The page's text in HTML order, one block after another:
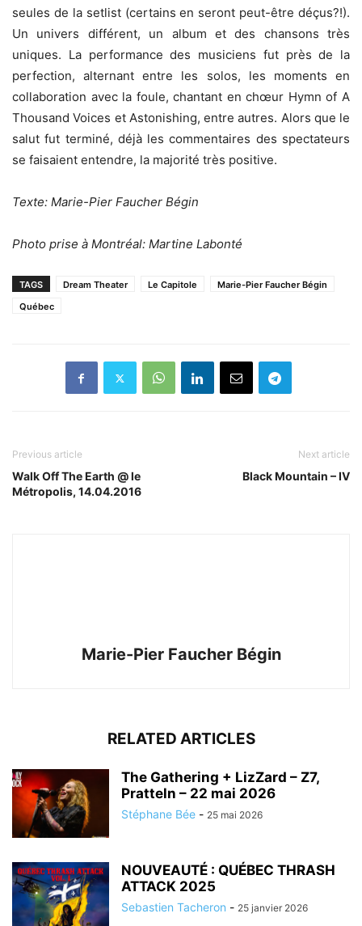
seules de la setlist (certains en seront peut-être déçus?!).
Un univers différent, un album et des chansons très
uniques. La performance des musiciens fut près de la
perfection, alternant entre les solos, les moments en
collaboration avec la foule, chantant en chœur Hymn of A
Thousand Voices et Astonishing, entre autres. Alors que le
salut fut terminé, déjà les commentaires des spectateurs
se faisaient entendre, la majorité très positive.
Texte: Marie-Pier Faucher Bégin
Photo prise à Montréal: Martine Labonté
TAGS Dream Theater Le Capitole
Marie-Pier Faucher Bégin
Québec
Previous article
Walk Off The Earth @ le
Métropolis, 14.04.2016
Next article
Black Mountain – IV
Marie-Pier Faucher Bégin
RELATED ARTICLES
The Gathering + LizZard – Z7,
Pratteln – 22 mai 2026
Stéphane Bée - 25 mai 2026
NOUVEAUTÉ : QUÉBEC THRASH
ATTACK 2025
Sebastien Tacheron - 25 janvier 2026